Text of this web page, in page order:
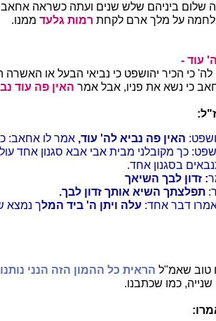
שלום ביניהם שלש שנים ועתה כשראה אחאב
על מלך ארם לקחת רמות גלעד ממנו.
עוד -
לה' כי הכיר יהושפט כי נביאי הבעל או
כי נשא את פניו, אבל אמר האין פה עוד
האין פה נביא לה' עוד, אמר לו אחאב:
כך מקובלני מבית אבי אבא סגנון אחד
בסגנון אחד.
: זדון לבך השיאך
תפלצתך השיא אותך זדון לבך.
דבר אחד: עלה ויתן ה' ביד המלך נמצא
טוב שאמ"ל הראית כל ההמון הזה הנני
כמו שכתבנו.